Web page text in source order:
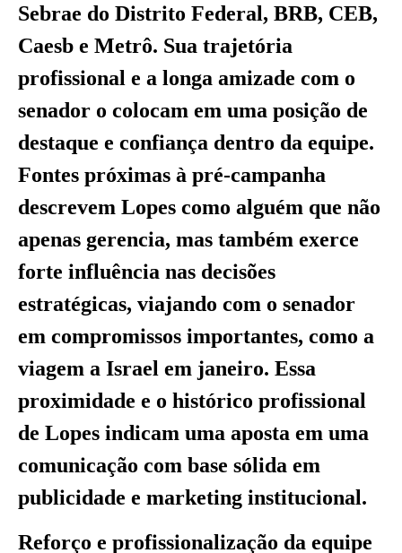
Sebrae do Distrito Federal, BRB, CEB,
Caesb e Metrô. Sua trajetória
profissional e a longa amizade com o
senador o colocam em uma posição de
destaque e confiança dentro da equipe.
Fontes próximas à pré-campanha
descrevem Lopes como alguém que não
apenas gerencia, mas também exerce
forte influência nas decisões
estratégicas, viajando com o senador
em compromissos importantes, como a
viagem a Israel em janeiro. Essa
proximidade e o histórico profissional
de Lopes indicam uma aposta em uma
comunicação com base sólida em
publicidade e marketing institucional.
Reforço e profissionalização da equipe